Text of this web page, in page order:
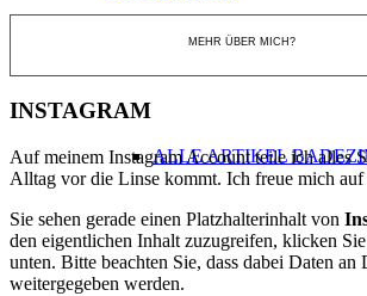
ALLE ARTIKEL
MEHR ÜBER MICH?
INSTAGRAM
Auf meinem Instagram Account teile ich alles
Alltag vor die Linse kommt. Ich freue mich auf
Sie sehen gerade einen Platzhalterinhalt von
den eigentlichen Inhalt zuzugreifen, klicken
unten. Bitte beachten Sie, dass dabei Daten an
weitergegeben werden.